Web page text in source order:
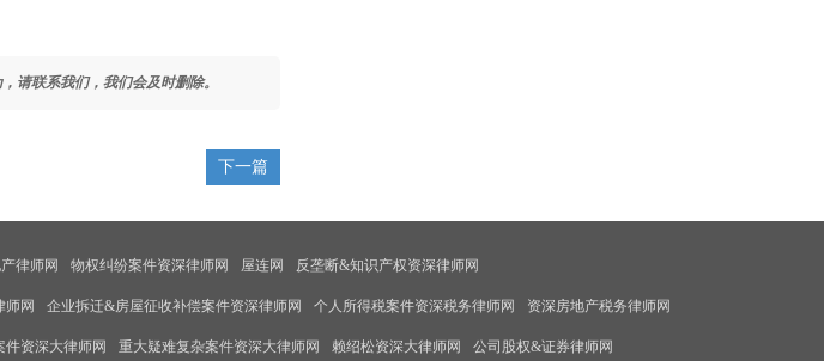
请联系我们，我们会及时删除。
下一篇
律师网 物权纠纷案件资深律师网 屋连网 反垄断&知识产权资深律师网
师网 企业拆迁&房屋征收补偿案件资深律师网 个人所得税案件资深税务律师网 资深房地产税务律师网
件资深大律师网 重大疑难复杂案件资深大律师网 赖绍松资深大律师网 公司股权&证券律师网